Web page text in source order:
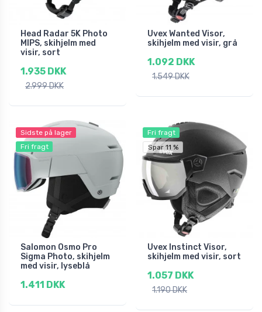
Head Radar 5K Photo
MIPS, skihjelm med
visir, sort
1.935 DKK
2.999 DKK
Uvex Wanted Visor,
skihjelm med visir, grå
1.092 DKK
1.549 DKK
Sidste på lager
Fri fragt
Salomon Osmo Pro
Sigma Photo, skihjelm
med visir, lyseblå
1.411 DKK
Fri fragt
Spar 11 %
Uvex Instinct Visor,
skihjelm med visir, sort
1.057 DKK
1.190 DKK